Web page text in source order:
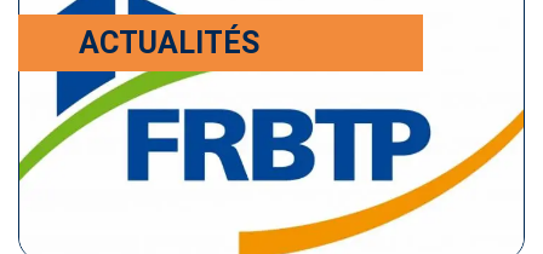
ACTUALITÉS